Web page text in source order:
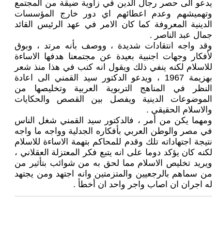
يدعو الى حصر رجال الدين في زاوية ضيقة من المجتمع
وتهميشهم وعدم اعطائهم اي دور خارج المؤسسات
الدينية المعروفة كما كان الامر في عهد الرئيس القائد
جمال عبد الناصر .
وقد واجه انتقادات شديدة ، ووصف بأنه مرتد ، وبوق
لأفكار وجهات اجنبية بعيدة عن مجتمعنا هدفها الاساءة
للاسلام لكنه ينفي ذلك ويقول انه كتب في هذا منذ شعر
بهزيمة 1967 ، ويدعو الدكتور سيد القمني الى اعادة
النظر في المناهج التربوية العربية وتخليصها من
الموضوعات الدينية ويفصل بين القصص والحكايات
والاسلام الحقيقي .
ومهما يكن من أمر ، فالدكتور سيد القمني شغل الناس
في مصر والوطن العربي بأفكاره الجدلية وواجه ما واجه
نتيجة اجتهاداته تلك وقدم للمحاكم بتهمة الاساءة للاسلام
لكنه كان يؤكد دوما على انه يتبع فكر المعتزلة العقلاني ،
ويريد تخليص الاسلام مما لحق به من شوائب بتأثير من
من سماهم بالرجعيين والمتزمتين وانه اجتهد ومن يجتهد
له اجران ان اصاب واجر واحد ان أخطأ .